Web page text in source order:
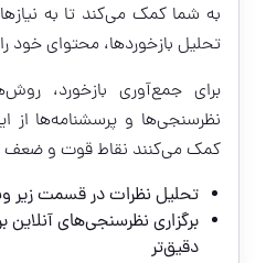
به شما کمک می‌کند تا به
تحلیل بازخوردها، محتوای خود
برای جمع‌آوری بازخورد،
نظرسنجی‌ها و پرسشنامه‌ها از
کمک می‌کنند نقاط قوت و ضعف
تحلیل نظرات در قسمت زیر
برگزاری نظرسنجی‌های آنلاین
دقیق‌تر